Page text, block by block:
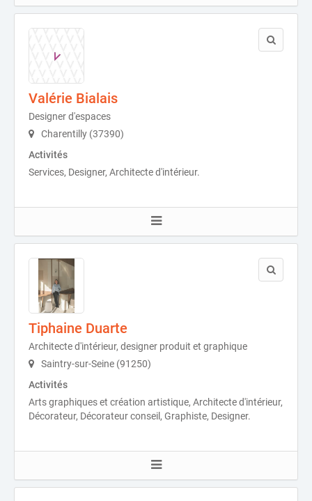
Valérie Bialais
Designer d'espaces
Charentilly (37390)
Activités
Services, Designer, Architecte d'intérieur.
Tiphaine Duarte
Architecte d'intérieur, designer produit et graphique
Saintry-sur-Seine (91250)
Activités
Arts graphiques et création artistique, Architecte d'intérieur,
Décorateur, Décorateur conseil, Graphiste, Designer.